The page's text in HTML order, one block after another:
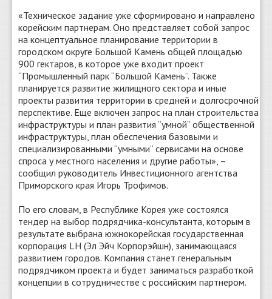
«Техническое задание уже сформировано и направлено
корейским партнерам. Оно представляет собой запрос
на концептуальное планирование территории в
городском округе Большой Камень общей площадью
900 гектаров, в которое уже входит проект
“Промышленный парк “Большой Камень”. Также
планируется развитие жилищного сектора и иные
проекты развития территории в средней и долгосрочной
перспективе. Еще включен запрос на план строительства
инфраструктуры и план развития “умной” общественной
инфраструктуры, план обеспечения базовыми и
специализированными “умными” сервисами на основе
спроса у местного населения и другие работы», –
сообщил руководитель Инвестиционного агентства
Приморского края Игорь Трофимов.
По его словам, в Республике Корея уже состоялся
тендер на выбор подрядчика-консультанта, которым в
результате выбрана южнокорейская государственная
корпорация LH (Эл Эйч Корпорэйшн), занимающаяся
развитием городов. Компания станет генеральным
подрядчиком проекта и будет заниматься разработкой
концепции в сотрудничестве с российским партнером.